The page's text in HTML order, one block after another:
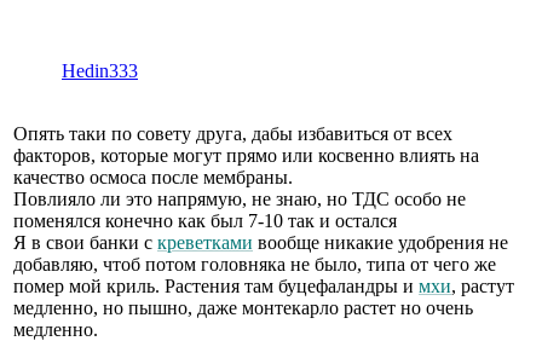
Hedin333
Опять таки по совету друга, дабы избавиться от всех
факторов, которые могут прямо или косвенно влиять на
качество осмоса после мембраны.
Повлияло ли это напрямую, не знаю, но ТДС особо не
поменялся конечно как был 7-10 так и остался
Я в свои банки с креветками вообще никакие удобрения не
добавляю, чтоб потом головняка не было, типа от чего же
помер мой криль. Растения там буцефаландры и мхи, растут
медленно, но пышно, даже монтекарло растет но очень
медленно.